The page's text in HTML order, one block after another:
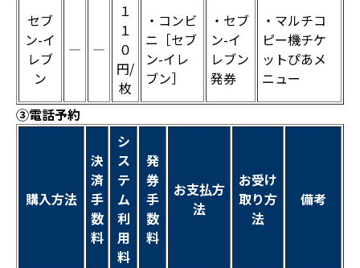
セブ
ン-イ
レブ
ン
― ―
１
１
０
円/
枚
・コンビ
ニ［セブ
ン-イレ
ブン］
・セブ
ン-イ
レブン
発券
・マルチコ
ピー機チケ
ットぴあメ
ニュー
③電話予約
購入方法
決
済
手
数
料
シ
ス
テ
ム
利
用
料
発
券
手
数
料
お支払方
法
お受け
取り方
法
備考